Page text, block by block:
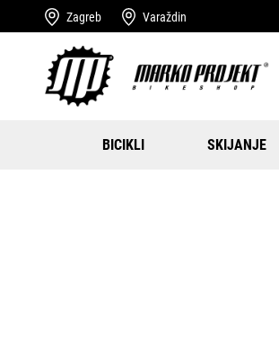
Zagreb Varaždin
BICIKLI SKIJANJE